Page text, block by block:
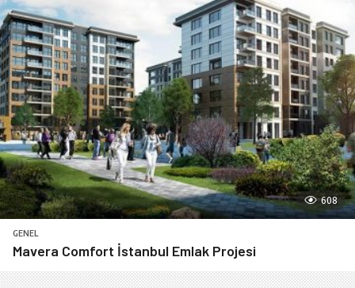
608
GENEL
Mavera Comfort İstanbul Emlak Projesi